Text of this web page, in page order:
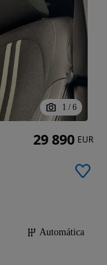
1 / 6
Automática
29 890 EUR